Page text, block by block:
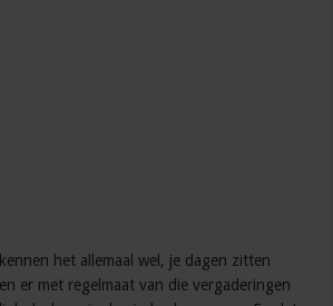
het allemaal wel, je dagen zitten
er met regelmaat van die vergaderingen